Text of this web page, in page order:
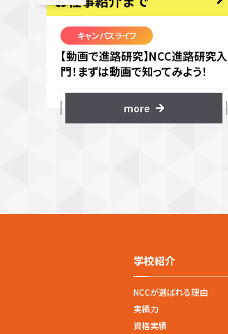
キャンパスライフ
【動画で進路研究】NCC進路研究入
門！まずは動画で知ってみよう！
more
学校紹介
NCCが選ばれる理由
実績力
資格実績